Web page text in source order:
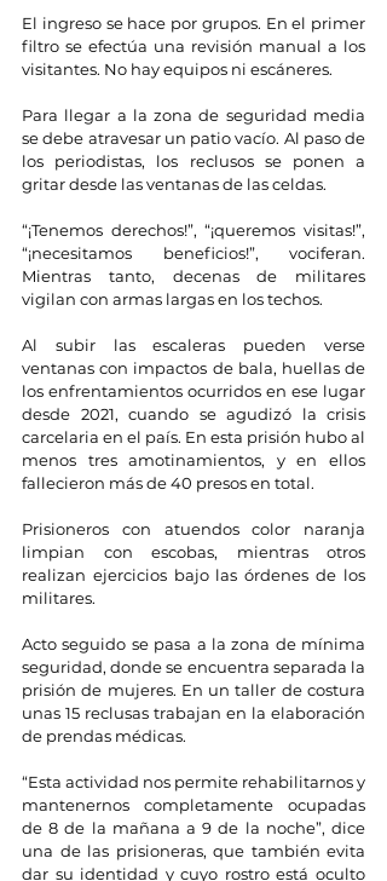
El ingreso se hace por grupos. En el primer
filtro se efectúa una revisión manual a los
visitantes. No hay equipos ni escáneres.
Para llegar a la zona de seguridad media
se debe atravesar un patio vacío. Al paso de
los periodistas, los reclusos se ponen a
gritar desde las ventanas de las celdas.
“¡Tenemos derechos!”, “¡queremos visitas!”,
“¡necesitamos beneficios!”, vociferan.
Mientras tanto, decenas de militares
vigilan con armas largas en los techos.
Al subir las escaleras pueden verse
ventanas con impactos de bala, huellas de
los enfrentamientos ocurridos en ese lugar
desde 2021, cuando se agudizó la crisis
carcelaria en el país. En esta prisión hubo al
menos tres amotinamientos, y en ellos
fallecieron más de 40 presos en total.
Prisioneros con atuendos color naranja
limpian con escobas, mientras otros
realizan ejercicios bajo las órdenes de los
militares.
Acto seguido se pasa a la zona de mínima
seguridad, donde se encuentra separada la
prisión de mujeres. En un taller de costura
unas 15 reclusas trabajan en la elaboración
de prendas médicas.
“Esta actividad nos permite rehabilitarnos y
mantenernos completamente ocupadas
de 8 de la mañana a 9 de la noche”, dice
una de las prisioneras, que también evita
dar su identidad y cuyo rostro está oculto